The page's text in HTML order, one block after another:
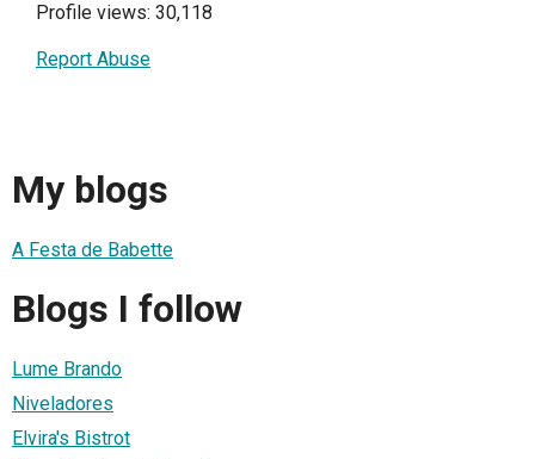
Profile views: 30,118
Report Abuse
My blogs
A Festa de Babette
Blogs I follow
Lume Brando
Niveladores
Elvira's Bistrot